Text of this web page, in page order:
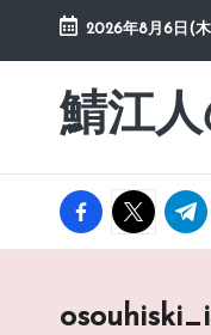
Skip
content
2026年8月6日(
鯖江
日々
の
然
草
facebook.com
twitter.com
t.me